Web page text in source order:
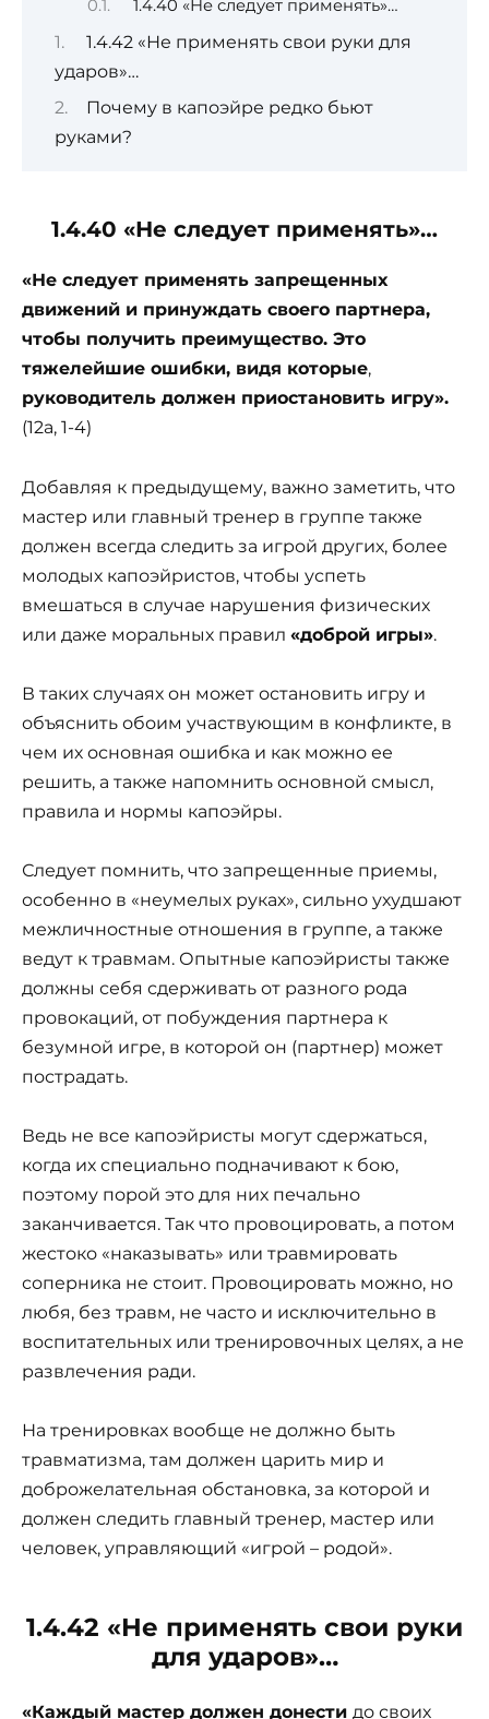
1.4.40 «Не следует применять»…
1.4.42 «Не применять свои руки для
ударов»…
Почему в капоэйре редко бьют
руками?
1.4.40 «Не следует применять»…
«Не следует применять запрещенных
движений и принуждать своего партнера,
чтобы получить преимущество. Это
тяжелейшие ошибки, видя которые,
руководитель должен приостановить игру».
(12а, 1-4)
Добавляя к предыдущему, важно заметить, что
мастер или главный тренер в группе также
должен всегда следить за игрой других, более
молодых капоэйристов, чтобы успеть
вмешаться в случае нарушения физических
или даже моральных правил «доброй игры».
В таких случаях он может остановить игру и
объяснить обоим участвующим в конфликте, в
чем их основная ошибка и как можно ее
решить, а также напомнить основной смысл,
правила и нормы капоэйры.
Следует помнить, что запрещенные приемы,
особенно в «неумелых руках», сильно ухудшают
межличностные отношения в группе, а также
ведут к травмам. Опытные капоэйристы также
должны себя сдерживать от разного рода
провокаций, от побуждения партнера к
безумной игре, в которой он (партнер) может
пострадать.
Ведь не все капоэйристы могут сдержаться,
когда их специально подначивают к бою,
поэтому порой это для них печально
заканчивается. Так что провоцировать, а потом
жестоко «наказывать» или травмировать
соперника не стоит. Провоцировать можно, но
любя, без травм, не часто и исключительно в
воспитательных или тренировочных целях, а не
развлечения ради.
На тренировках вообще не должно быть
травматизма, там должен царить мир и
доброжелательная обстановка, за которой и
должен следить главный тренер, мастер или
человек, управляющий «игрой – родой».
1.4.42 «Не применять свои руки
для ударов»…
«Каждый мастер должен донести до своих